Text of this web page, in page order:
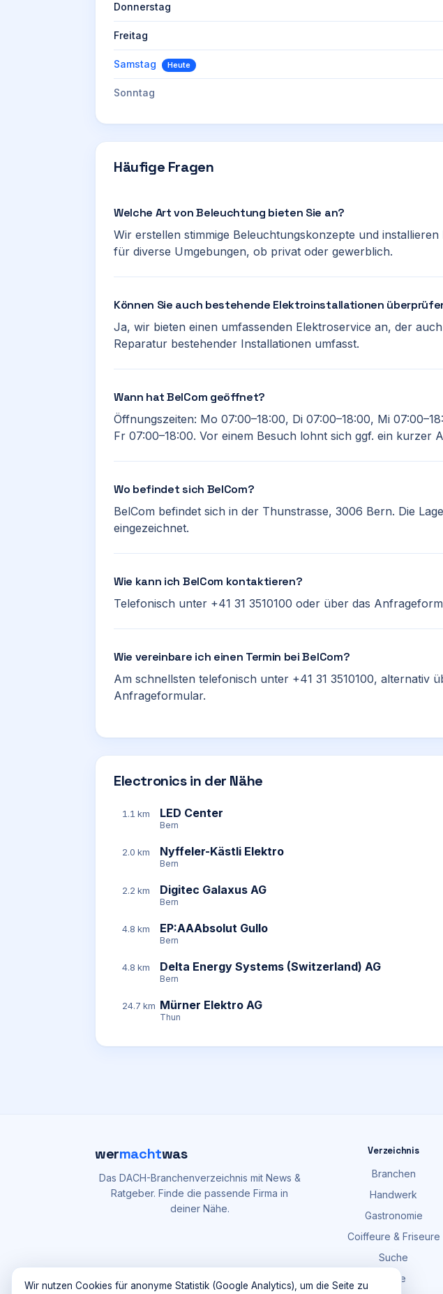
Donnerstag
Freitag
Samstag Heute
Sonntag
Häufige Fragen
Welche Art von Beleuchtung bieten Sie an?
Wir erstellen stimmige Beleuchtungskonzepte und
für diverse Umgebungen, ob privat oder gewerblich.
Können Sie auch bestehende Elektroinstallationen
Ja, wir bieten einen umfassenden Elektroservice an, der
Reparatur bestehender Installationen umfasst.
Wann hat BelCom geöffnet?
Öffnungszeiten: Mo 07:00–18:00, Di 07:00–18:00, Mi
Fr 07:00–18:00. Vor einem Besuch lohnt sich ggf. ein kurzer
Wo befindet sich BelCom?
BelCom befindet sich in der Thunstrasse, 3006 Bern. Die
eingezeichnet.
Wie kann ich BelCom kontaktieren?
Telefonisch unter +41 31 3510100 oder über das
Wie vereinbare ich einen Termin bei BelCom?
Am schnellsten telefonisch unter +41 31 3510100, alternativ
Anfrageformular.
Electronics in der Nähe
1.1 km LED Center
Bern
2.0 km Nyffeler-Kästli Elektro
Bern
2.2 km Digitec Galaxus AG
Bern
4.8 km EP:AAAbsolut Gullo
Bern
4.8 km Delta Energy Systems (Switzerland) AG
Bern
24.7 km Mürner Elektro AG
Thun
wermachtwas
Das DACH-Branchenverzeichnis mit News &
Ratgeber. Finde die passende Firma in
deiner Nähe.
Verzeichnis
Branchen
Handwerk
Gastronomie
Coiffeure & Friseure
Suche
Karte
Wir nutzen Cookies für anonyme Statistik (Google Analytics), um die Seite zu